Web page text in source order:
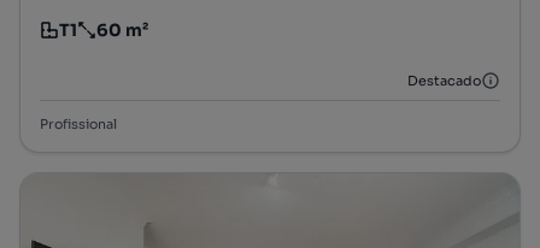
Tipologia
T1
Preço por metro quadrado
60 m²
Destacado
Profissional